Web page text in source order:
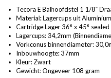
Tecora E Balhoofdstel 1 1/8"
Material: Lagercups uit
Cartridge Lager 36° x 45° sealed
Lagercups: 34,2mm
Vorkconus binnendiameter:
Inbouwhoogte: 37mm
Kleur: Zwart
Gewicht: Ongeveer 108 gram